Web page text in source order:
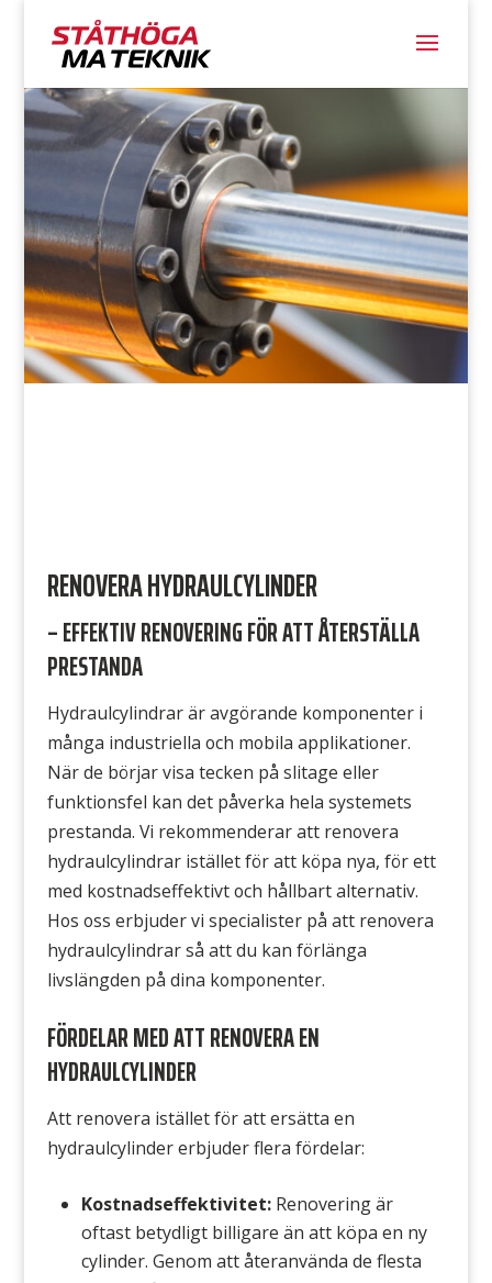
RENOVERA HYDRAULCYLINDER
– EFFEKTIV RENOVERING FÖR ATT ÅTERSTÄLLA
PRESTANDA
Hydraulcylindrar är avgörande komponenter i
många industriella och mobila applikationer.
Närde börjar visa tecken på slitage eller
funktionsfel kan det påverka hela systemets
prestanda. Vi rekommenderar att renovera
hydraulcylindrar istället för att köpa nya, för ett
med kostnadseffektivt och hållbart alternativ.
Hos oss erbjuder vi specialister på att renovera
hydraulcylindrarså att du kan förlänga
livslängden på dina komponenter.
FÖRDELAR MED ATT RENOVERA EN
HYDRAULCYLINDER
Att renovera istället för att ersätta en
hydraulcylinder erbjuder flera fördelar:
Kostnadseffektivitet: Renovering är
oftast betydligt billigare än att köpa en ny
cylinder. Genom att återanvända de flesta